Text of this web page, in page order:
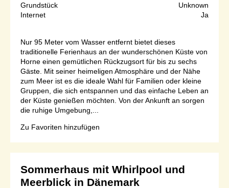
Grundstück
Unknown
Internet
Ja
Nur 95 Meter vom Wasser entfernt bietet dieses
traditionelle Ferienhaus an der wunderschönen Küste von
Horne einen gemütlichen Rückzugsort für bis zu sechs
Gäste. Mit seiner heimeligen Atmosphäre und der Nähe
zum Meer ist es die ideale Wahl für Familien oder kleine
Gruppen, die sich entspannen und das einfache Leben an
der Küste genießen möchten. Von der Ankunft an sorgen
die ruhige Umgebung,...
Zu Favoriten hinzufügen
Sommerhaus mit Whirlpool und
Meerblick in Dänemark